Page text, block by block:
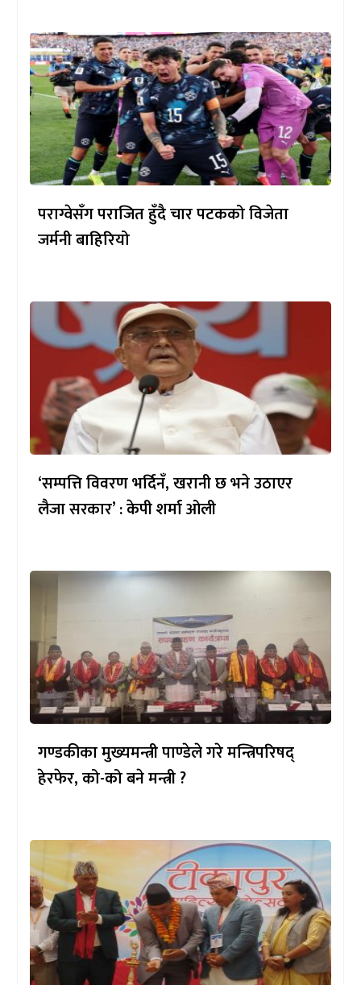
पराग्वेसँग पराजित हुँदै चार पटकको विजेता
जर्मनी बाहिरियो
‘सम्पत्ति विवरण भर्दिनँ, खरानी छ भने उठाएर
लैजा सरकार’ : केपी शर्मा ओली
गण्डकीका मुख्यमन्त्री पाण्डेले गरे मन्त्रिपरिषद्
हेरफेर, को-को बने मन्त्री ?